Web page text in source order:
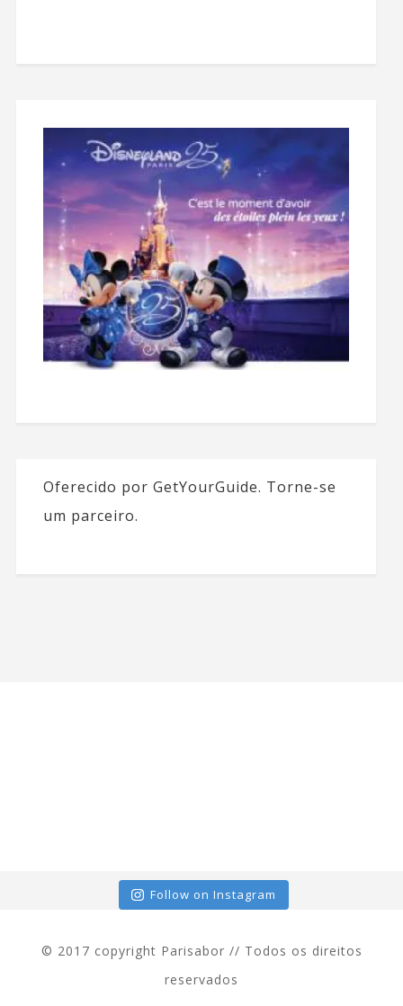
Oferecido por GetYourGuide. Torne-se
um parceiro.
Follow on Instagram
© 2017 copyright Parisabor // Todos os direitos
reservados